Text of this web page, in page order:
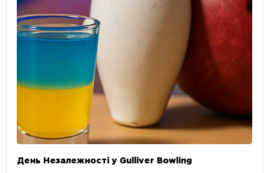
День Незалежності у Gulliver Bowling